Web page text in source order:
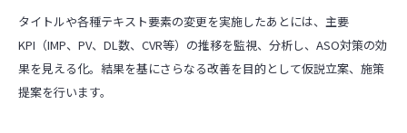
タイトルや各種テキスト要素の変更を実施したあとには、主要
KPI（IMP、PV、DL数、CVR等）の推移を監視、分析し、ASO対策の効
果を見える化。結果を基にさらなる改善を目的として仮説立案、施策
提案を行います。